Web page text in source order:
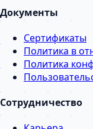
Документы
Сертификаты
Политика в
Политика
Сотрудничество